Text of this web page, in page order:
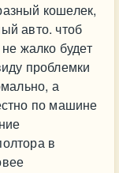
кошелек,
авто. чтоб
жалко будет
проблемки
а
по машине
в